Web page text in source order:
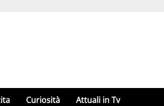
Curiosità Attuali in Tv